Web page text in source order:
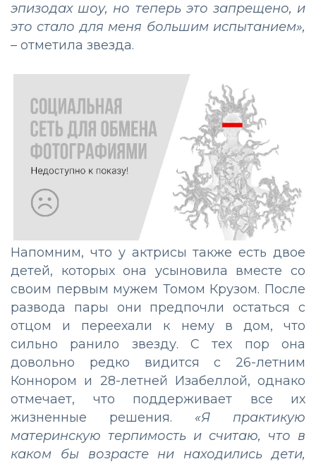
эпизодах шоу, но теперь это запрещено, и
это стало для меня большим испытанием»,
– отметила звезда.
Напомним, что у актрисы также есть двое
детей, которых она усыновила вместе со
своим первым мужем Томом Крузом. После
развода пары они предпочли остаться с
отцом и переехали к нему в дом, что
сильно ранило звезду. С тех пор она
довольно редко видится с 26-летним
Коннором и 28-летней Изабеллой, однако
отмечает, что поддерживает все их
жизненные решения. «Я практикую
материнскую терпимость и считаю, что в
каком бы возрасте ни находились дети,